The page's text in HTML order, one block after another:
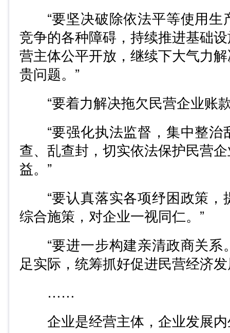
“要坚决破除依法平等使用生
竞争的各种障碍，持续推进基础
营主体公平开放，继续下大气力
贵问题。”
“要着力解决拖欠民营企业账
“要强化执法监督，集中整治
查、乱查封，切实依法保护民营
益。”
“要认真落实各项纾困政策，
综合施策，对企业一视同仁。”
“要进一步构建亲清政商关系
足实际，统筹抓好促进民营经济
……
企业是经营主体，企业发展内